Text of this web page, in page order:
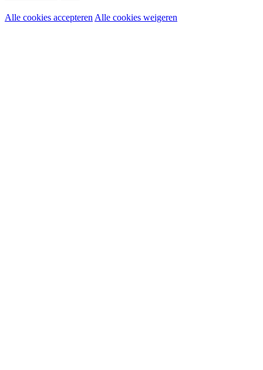
Noodzakelijke cookies:
Alle cookies accepteren Alle cookies weigeren